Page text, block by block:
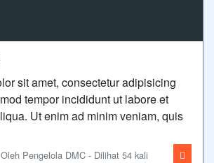
sit amet, consectetur adipisicing
tempor incididunt ut labore et
Ut enim ad minim veniam, quis
Pengelola DMC - Dilihat 54 kali